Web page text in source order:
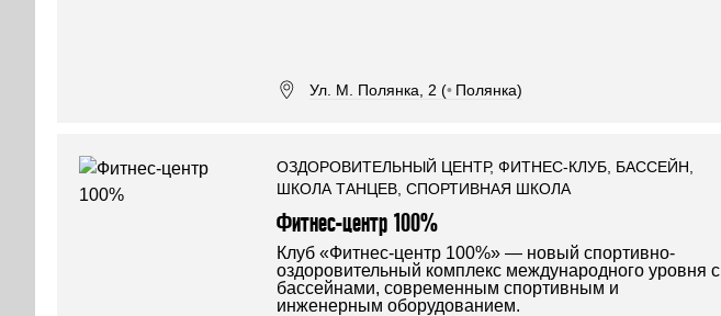
Ул. М. Полянка, 2 (• Полянка)
ОЗДОРОВИТЕЛЬНЫЙ ЦЕНТР, ФИТНЕС-КЛУБ, БАССЕЙН,
ШКОЛА ТАНЦЕВ, СПОРТИВНАЯ ШКОЛА
Фитнес-центр 100%
Клуб «Фитнес-центр 100%» — новый спортивно-
оздоровительный комплекс международного уровня с
бассейнами, современным спортивным и
инженерным оборудованием.